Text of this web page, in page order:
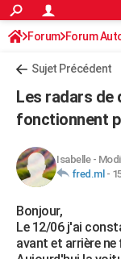
ACTUALITÉS
Politique
Société
Faits Divers
Education
Monde
Villes
+
Programme TV
TNTStreaming
Cinéma
Sorties cinéma
Musique
+FINANCE
Retraite
Impôts
Epargne
Immobilier
Risques naturels par
Banque
Assurance
Crédit
AUTO
Essais
Réserver un essai
Citadines
Berlines
SUV
Forum auto
+HIGH-TECH
Mobiles
Meilleur smartphone
Internet
Ordinateurs
Jeux vidéo
Guide high-tech
BRICOLAGE
Forum
Aménagement
Extérieur
Cuisine
Salle de bains
Jardinage
Rangement
WEEK-END
Forum Forum
Sujet Précédent
Les radars de
fonctionnent
Isabelle-
fred.ml -
Bonjour,
Le 12/06 j'ai
avant et arrière